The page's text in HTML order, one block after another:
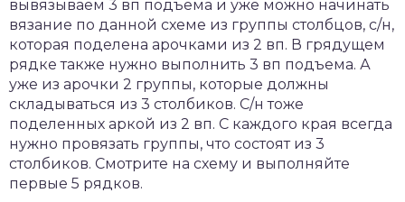
вывязываем 3 вп подъема и уже можно начинать
вязание по данной схеме из группы столбцов, с/н,
которая поделена арочками из 2 вп. В грядущем
рядке также нужно выполнить 3 вп подъема. А
уже из арочки 2 группы, которые должны
складываться из 3 столбиков. С/н тоже
поделенных аркой из 2 вп. С каждого края всегда
нужно провязать группы, что состоят из 3
столбиков. Смотрите на схему и выполняйте
первые 5 рядков.